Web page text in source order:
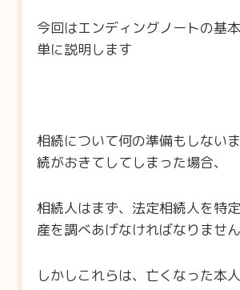
今回はエンディングノートの基
単に説明します
相続について何の準備もしない
続がおきてしてしまった場合、
相続人はまず、法定相続人を特
産を調べあげなければなりません
しかしこれらは、亡くなった本